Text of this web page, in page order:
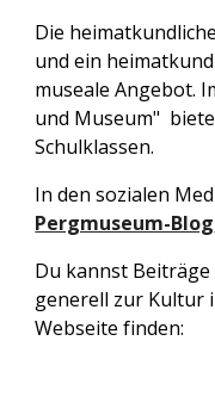
Die
und ein
museale Angebot.
und Museum"
Schulklassen.
In den sozialen
Pergmuseum-Blog
Du kannst
generell zur Kultur
Webseite finden: